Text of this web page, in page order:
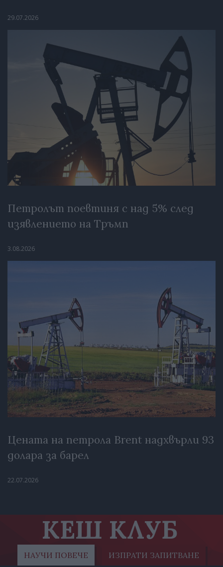
29.07.2026
Петролът поевтиня с над 5% след
изявлението на Тръмп
3.08.2026
Цената на петрола Brent надхвърли 93
долара за барел
22.07.2026
КЕШ КЛУБ
НАУЧИ ПОВЕЧЕ ИЗПРАТИ ЗАПИТВАНЕ